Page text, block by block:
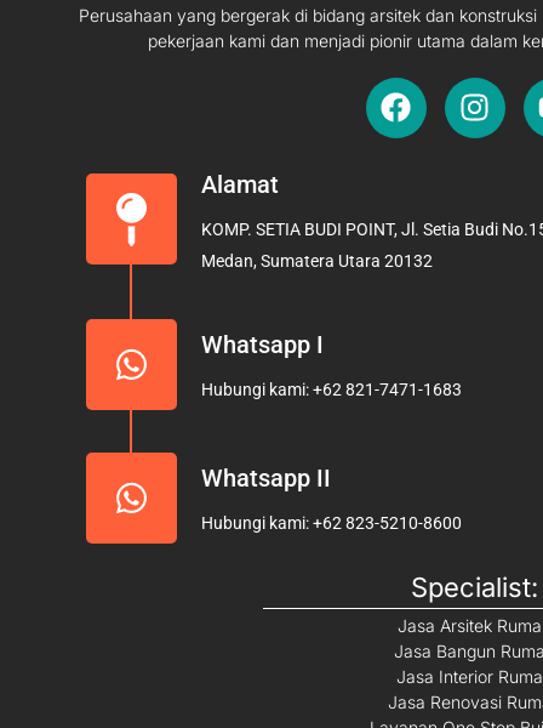
Perusahaan yang bergerak di bidang arsitek dan
pekerjaan kami dan menjadi pionir utama dalam
F
a
o
o
I
n
g
Alamat
KOMP. SETIA BUDI POINT, Jl. Setia Budi
Medan, Sumatera Utara 20132
Whatsapp I
Hubungi kami: +62 821-7471-1683
Whatsapp II
Hubungi kami: +62 823-5210-8600
Specialist:
Jasa Arsitek
Jasa Bangun
Jasa Interior
Jasa Renovasi